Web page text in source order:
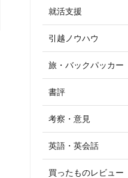
就活支援
引越ノウハウ
旅・バックパッカー
書評
考察・意見
英語・英会話
買ったものレビュー